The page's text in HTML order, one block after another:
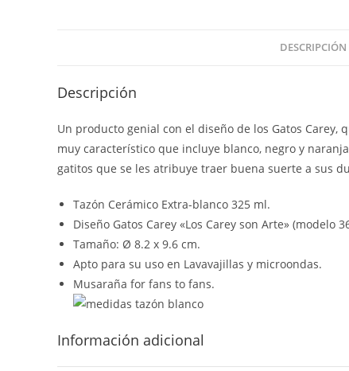
DESCRIPCIÓN
Descripción
Un producto genial con el diseño de los Gatos
muy característico que incluye blanco, negro y
gatitos que se les atribuye traer buena suerte a sus
Tazón Cerámico Extra-blanco 325 ml.
Diseño Gatos Carey «Los Carey son Arte» (modelo
Tamaño: Ø 8.2 x 9.6 cm.
Apto para su uso en Lavavajillas y microondas.
Musaraña for fans to fans.
Información adicional